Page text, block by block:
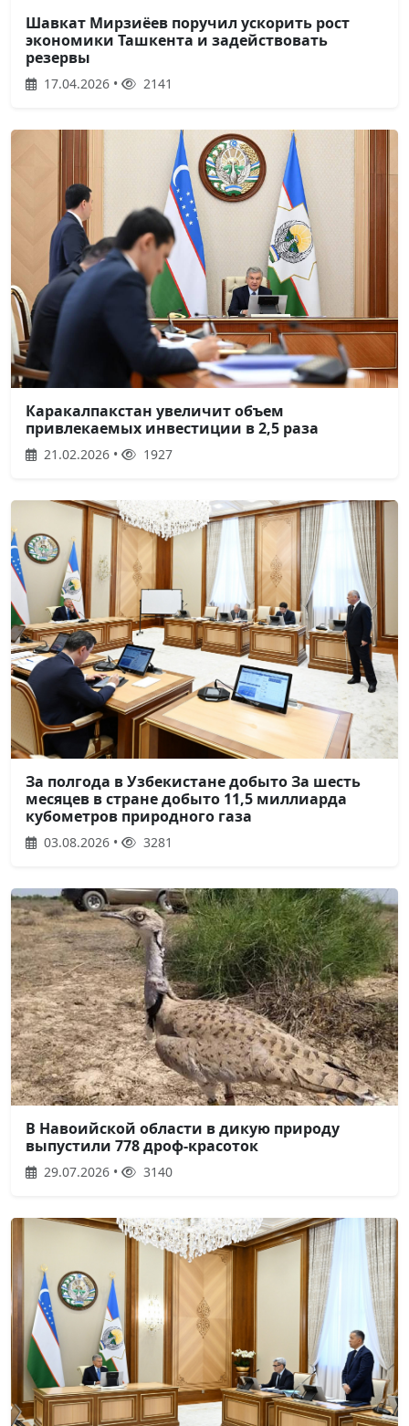
Шавкат Мирзиёев поручил ускорить рост
экономики Ташкента и задействовать
резервы
17.04.2026 • 2141
Каракалпакстан увеличит объем
привлекаемых инвестиции в 2,5 раза
21.02.2026 • 1927
За полгода в Узбекистане добыто За шесть
месяцев в стране добыто 11,5 миллиарда
кубометров природного газа
03.08.2026 • 3281
В Навоийской области в дикую природу
выпустили 778 дроф-красоток
29.07.2026 • 3140